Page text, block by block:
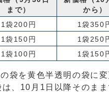
まで）
から）
1袋200円
1袋350
1袋150円
1袋250
1袋100円 1袋150
袋を黄色半透明の袋に変
は、10月1日以降そのま